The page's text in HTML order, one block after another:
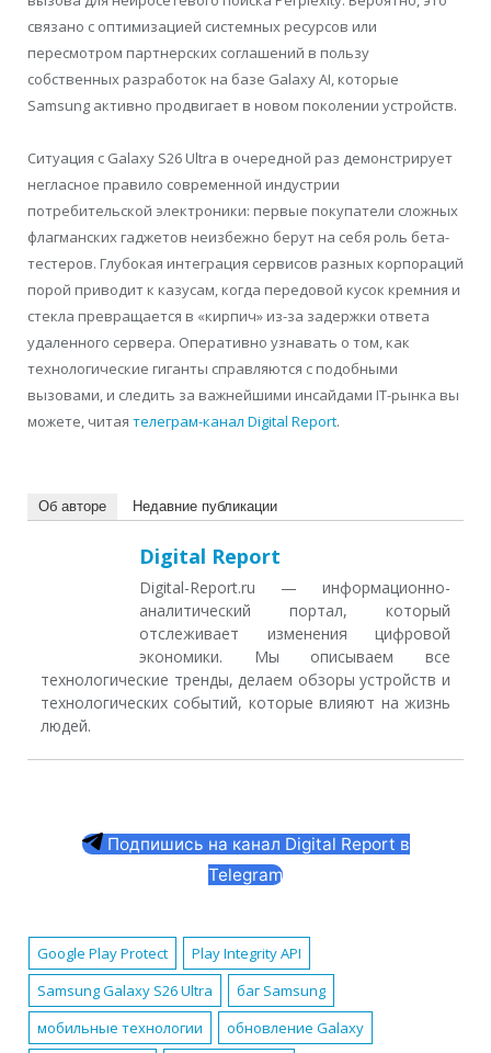
связано с оптимизацией системных ресурсов или
пересмотром партнерских соглашений в пользу
собственных разработок на базе Galaxy AI, которые
Samsung активно продвигает в новом поколении устройств.
Ситуация с Galaxy S26 Ultra в очередной раз демонстрирует
негласное правило современной индустрии
потребительской электроники: первые покупатели сложных
флагманских гаджетов неизбежно берут на себя роль бета-
тестеров. Глубокая интеграция сервисов разных корпораций
порой приводит к казусам, когда передовой кусок кремния и
стекла превращается в «кирпич» из-за задержки ответа
удаленного сервера. Оперативно узнавать о том, как
технологические гиганты справляются с подобными
вызовами, и следить за важнейшими инсайдами IT-рынка вы
можете, читая телеграм-канал Digital Report.
Об авторе Недавние публикации
Digital Report
Digital-Report.ru — информационно-
аналитический портал, который
отслеживает изменения цифровой
экономики. Мы описываем все
технологические тренды, делаем обзоры устройств и
технологических событий, которые влияют на жизнь
людей.
Подпишись на канал Digital Report в
Telegram
Google Play Protect
Play Integrity API
Samsung Galaxy S26 Ultra
баг Samsung
мобильные технологии
обновление Galaxy